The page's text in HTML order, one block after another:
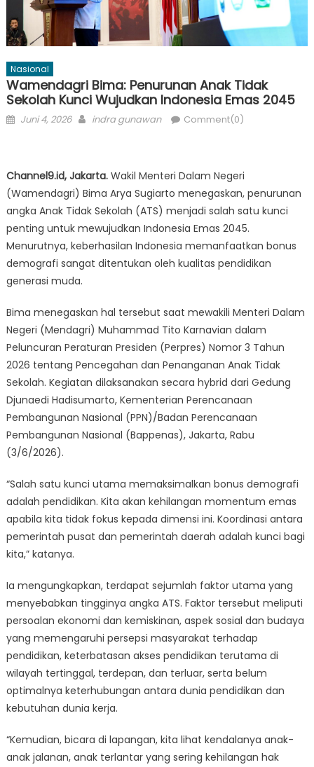
Nasional
Wamendagri Bima: Penurunan Anak Tidak
Sekolah Kunci Wujudkan Indonesia Emas 2045
Posted
Juni 4, 2026 Author
indra gunawan Comment(0)
Channel9.id, Jakarta.Wakil Menteri Dalam Negeri
(Wamendagri) Bima Arya Sugiarto menegaskan, penurunan
angka Anak Tidak Sekolah (ATS) menjadi salah satu kunci
penting untuk mewujudkan Indonesia Emas 2045.
Menurutnya, keberhasilan Indonesia memanfaatkan bonus
demografi sangat ditentukan oleh kualitas pendidikan
generasi muda.
Bima menegaskan hal tersebut saat mewakili Menteri Dalam
Negeri (Mendagri) Muhammad Tito Karnavian dalam
Peluncuran Peraturan Presiden (Perpres) Nomor 3 Tahun
2026 tentang Pencegahan dan Penanganan Anak Tidak
Sekolah. Kegiatan dilaksanakan secara hybrid dari Gedung
Djunaedi Hadisumarto, Kementerian Perencanaan
Pembangunan Nasional (PPN)/Badan Perencanaan
Pembangunan Nasional (Bappenas), Jakarta, Rabu
(3/6/2026).
“Salah satu kunci utama memaksimalkan bonus demografi
adalah pendidikan. Kita akan kehilangan momentum emas
apabila kita tidak fokus kepada dimensi ini. Koordinasi antara
pemerintah pusat dan pemerintah daerah adalah kunci bagi
kita,” katanya.
Ia mengungkapkan, terdapat sejumlah faktor utama yang
menyebabkan tingginya angka ATS. Faktor tersebut meliputi
persoalan ekonomi dan kemiskinan, aspek sosial dan budaya
yang memengaruhi persepsi masyarakat terhadap
pendidikan, keterbatasan akses pendidikan terutama di
wilayah tertinggal, terdepan, dan terluar, serta belum
optimalnya keterhubungan antara dunia pendidikan dan
kebutuhan dunia kerja.
“Kemudian, bicara di lapangan, kita lihat kendalanya anak-
anak jalanan, anak terlantar yang sering kehilangan hak